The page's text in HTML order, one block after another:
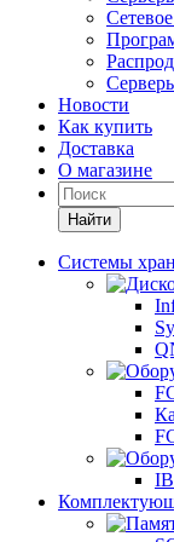
Новости
Как купить
Доставка
О магазине
Найти
Системы